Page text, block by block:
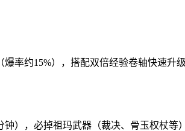
率约15%），搭配双倍经验卷轴快速升
），必掉祖玛武器（裁决、骨玉权杖